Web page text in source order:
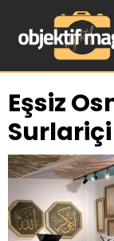
Eşsiz
Surlariçi